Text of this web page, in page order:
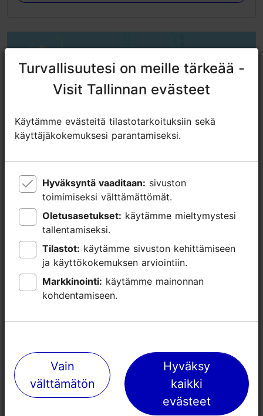
Lähellä olevia paikkoja
Turvallisuutesi on meille tärkeää -
Visit Tallinnan evästeet
Käytämme evästeitä tilastotarkoituksiin sekä
käyttäjäkokemuksesi parantamiseksi.
Hyväksyntä vaaditaan:
toimimiseksi välttämättömät.
Oletusasetukset:
tallentamiseksi.
Tilastot:
ja käyttökokemuksen arviointiin.
Markkinointi:
kohdentamiseen.
Vain
välttämätön
Hyväksy
kaikki
evästeet
Turvallisuutesi on meille tärkeää -
Visit Tallinnan evästeet
Käytämme evästeitä tilastotarkoituksiin sekä
käyttäjäkokemuksesi parantamiseksi.
Hyväksyntä vaaditaan:
toimimiseksi välttämättömät.
Oletusasetukset:
tallentamiseksi.
Tilastot:
ja käyttökokemuksen arviointiin.
Markkinointi:
kohdentamiseen.
Vain
välttämätön
Hyväksy
kaikki
evästeet